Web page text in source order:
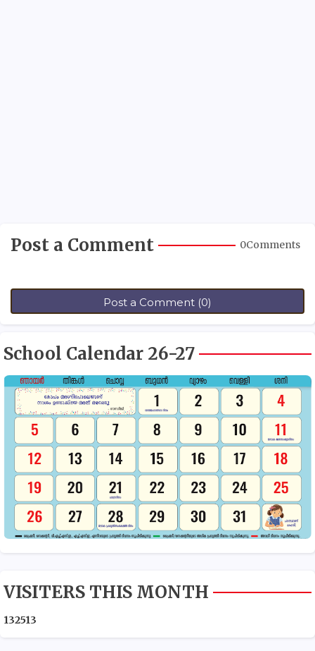
Post a Comment 0Comments
Post a Comment (0)
School Calendar 26-27
VISITERS THIS MONTH
132513